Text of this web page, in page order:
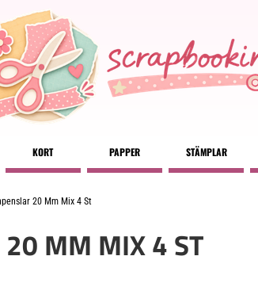
KORT PAPPER STÄMPLAR
20 Mm Mix 4 St
20 MM MIX 4 ST